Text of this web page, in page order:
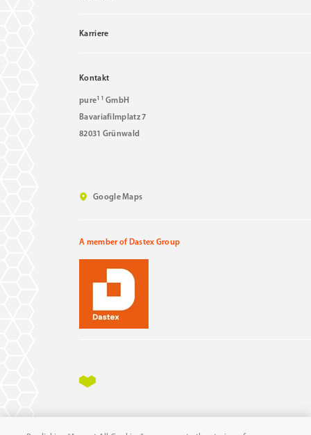
Karriere
Kontakt
pure11 GmbH
Bavariafilmplatz 7
82031 Grünwald
Google Maps
A member of Dastex Group
Impressum Datenschutz AEB